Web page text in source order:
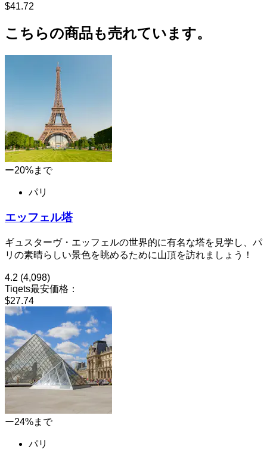
$41.72
こちらの商品も売れています。
ー20%まで
パリ
エッフェル塔
ギュスターヴ・エッフェルの世界的に有名な塔を見学し、パ
リの素晴らしい景色を眺めるために山頂を訪れましょう！
4.2 (4,098)
Tiqets最安価格：
$27.74
ー24%まで
パリ